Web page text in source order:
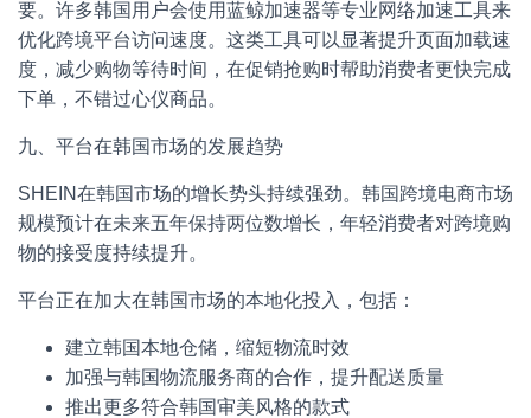
要。许多韩国用户会使用蓝鲸加速器等专业网络加速工具来
优化跨境平台访问速度。这类工具可以显著提升页面加载速
度，减少购物等待时间，在促销抢购时帮助消费者更快完成
下单，不错过心仪商品。
九、平台在韩国市场的发展趋势
SHEIN在韩国市场的增长势头持续强劲。韩国跨境电商市场
规模预计在未来五年保持两位数增长，年轻消费者对跨境购
物的接受度持续提升。
平台正在加大在韩国市场的本地化投入，包括：
建立韩国本地仓储，缩短物流时效
加强与韩国物流服务商的合作，提升配送质量
推出更多符合韩国审美风格的款式